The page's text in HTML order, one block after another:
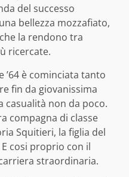
del successo
bellezza mozzafiato,
la rendono tra
ricercate.
’64 è cominciata tanto
fin da giovanissima
casualità non da poco.
compagna di classe
Squitieri, la figlia del
E cosi proprio con il
straordinaria.